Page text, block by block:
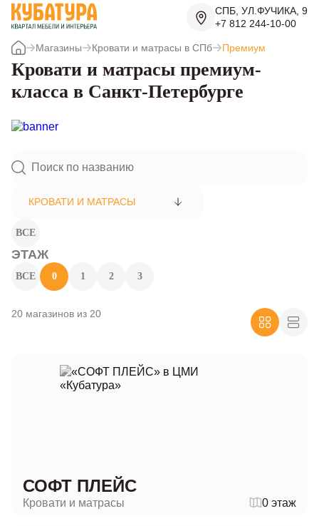
СПБ, УЛ.ФУЧИКА, 9
+7 812 244-10-00
Магазины Кровати и матрасы в СПб Премиум
Кровати и матрасы премиум-
класса в Санкт-Петербурге
КРОВАТИ И МАТРАСЫ
ВСЕ
ЭТАЖ
ВСЕ 0 1 2 3
20 магазинов из 20
СОФТ ПЛЕЙС
Кровати и матрасы 0 этаж